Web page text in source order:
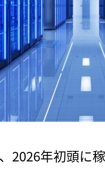
2026年初頭に